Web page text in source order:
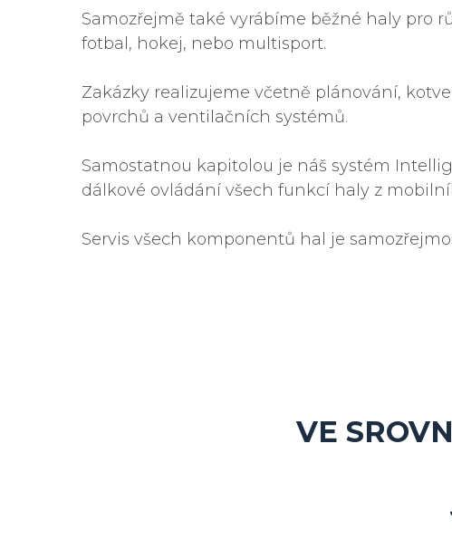
Hit enter to search or ESC to close
Samozřejmě také vyrábíme běžné haly pro
fotbal, hokej, nebo multisport.
Zakázky realizujeme včetně plánování,
povrchů a ventilačních systémů.
Samostatnou kapitolou je náš systém
dálkové ovládání všech funkcí haly z
Servis všech komponentů hal je
VE